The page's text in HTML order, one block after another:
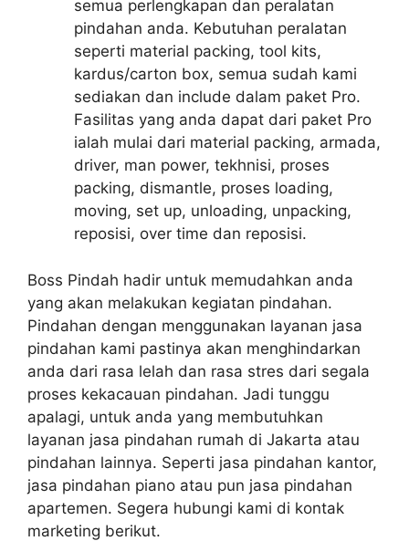
semua perlengkapan dan peralatan
pindahan anda. Kebutuhan peralatan
seperti material packing, tool kits,
kardus/carton box, semua sudah kami
sediakan dan include dalam paket Pro.
Fasilitas yang anda dapat dari paket Pro
ialah mulai dari material packing, armada,
driver, man power, tekhnisi, proses
packing, dismantle, proses loading,
moving, set up, unloading, unpacking,
reposisi, over time dan reposisi.
Boss Pindah hadir untuk memudahkan anda
yang akan melakukan kegiatan pindahan.
Pindahan dengan menggunakan layanan jasa
pindahan kami pastinya akan menghindarkan
anda dari rasa lelah dan rasa stres dari segala
proses kekacauan pindahan. Jadi tunggu
apalagi, untuk anda yang membutuhkan
layanan jasa pindahan rumah di Jakarta atau
pindahan lainnya. Seperti jasa pindahan kantor,
jasa pindahan piano atau pun jasa pindahan
apartemen. Segera hubungi kami di kontak
marketing berikut.